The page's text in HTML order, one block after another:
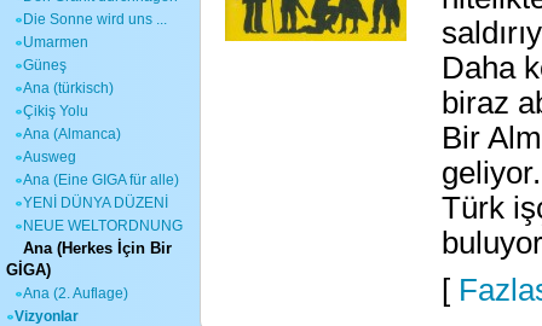
Die Sonne wird uns ...
Umarmen
Güneş
Ana (türkisch)
Çikiş Yolu
Ana (Almanca)
Ausweg
Ana (Eine GIGA für alle)
YENİ DÜNYA DÜZENİ
NEUE WELTORDNUNG
Ana (Herkes İçin Bir
GİGA)
Ana (2. Auflage)
Vizyonlar
Daha
biraz
Bir
Türk
[